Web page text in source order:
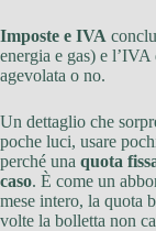
Imposte e IVA
energia e gas) e
agevolata o no.
Un dettaglio che
poche luci, usare
perché una quota
caso. È come un
mese intero, la quota
volte la bolletta non